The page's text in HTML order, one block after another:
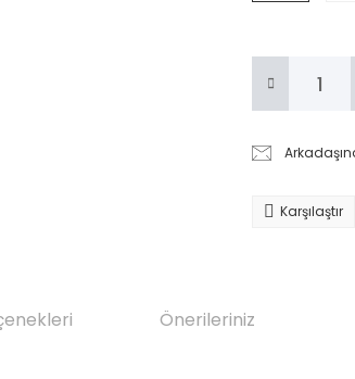
Karşılaştır
Önerileriniz